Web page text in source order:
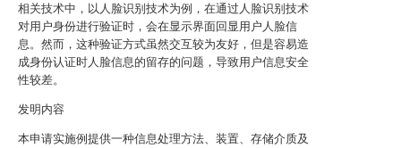
相关技术中，以人脸识别技术为例，在通过人脸识别技术
对用户身份进行验证时，会在显示界面回显用户人脸信
息。然而，这种验证方式虽然交互较为友好，但是容易造
成身份认证时人脸信息的留存的问题，导致用户信息安全
性较差。
发明内容
本申请实施例提供一种信息处理方法、装置、存储介质及